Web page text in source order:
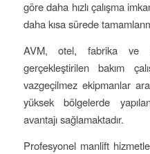
göre daha hızlı çalışma
daha kısa sürede
AVM, otel, fabrika ve
gerçekleştirilen bakım
vazgeçilmez ekipmanlar
yüksek bölgelerde
avantajı sağlamaktadır.
Profesyonel manlift